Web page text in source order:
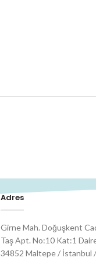
Adres
Girne Mah. Doğuşkent
Taş Apt. No:10 Kat:1
34852 Maltepe / İstanbul